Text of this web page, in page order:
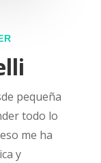
pequeña
todo lo
me ha
y